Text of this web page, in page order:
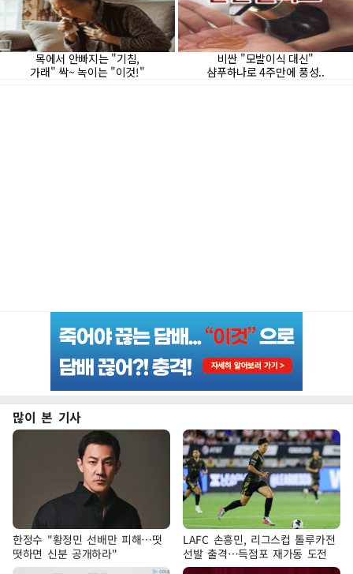
많이 본 기사
한정수 "황정민 선배만 피해…떳
떳하면 신분 공개하라"
LAFC 손흥민, 리그스컵 톨루카전
선발 출격…득점포 재가동 도전